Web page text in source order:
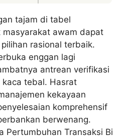
tajam di tabel
awam dapat
rasional terbaik.
enggan lagi
antrean verifikasi
tebal. Hasrat
kekayaan
komprehensif
berwenang.
Pertumbuhan Transaksi Bi